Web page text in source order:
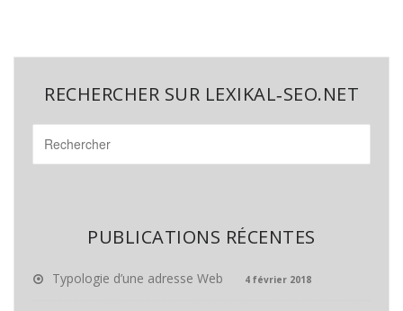
RECHERCHER SUR LEXIKAL‑SEO.NET
PUBLICATIONS RÉCENTES
Typologie d’une adresse Web 4 février 2018